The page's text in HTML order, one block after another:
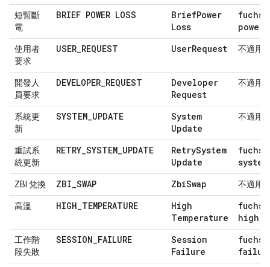
短暫斷
電
BRIEF POWER LOSS BriefPower
Loss
使用者
要求
USER_REQUEST UserRequest 不適用*
開發人
員要求
DEVELOPER_REQUEST
Developer
Request
不適用*
系統更
新
SYSTEM_UPDATE
System
Update
不適用*
重試系
統更新
RETRY_SYSTEM_UPDATE RetrySystem
Update
ZBI 兌換 ZBI_SWAP ZbiSwap 不適用*
高溫 HIGH_TEMPERATURE
High
Temperature
high-
工作階
段失敗
SESSION_FAILURE
Session
Failure